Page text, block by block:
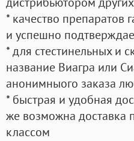
* качество препаратов
и успешно
* для стестинельных и
название Виагра или
анонимныого заказа
* быстрая и удобная
же возможна доставка
классом